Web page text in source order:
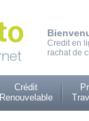
Credit en
rachat de
Crédit
Renouvelable